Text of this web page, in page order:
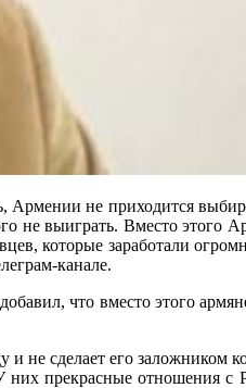
Армении не приходится
не выиграть. Вместо этого
которые заработали
канале.
что вместо этого
не сделает его заложником
прекрасные отношения с